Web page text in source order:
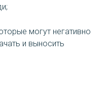
могут негативно
и выносить